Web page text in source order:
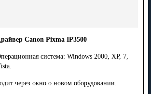
Canon Pixma IP3500
система: Windows 2000, XP, 7,
через окно о новом оборудовании.